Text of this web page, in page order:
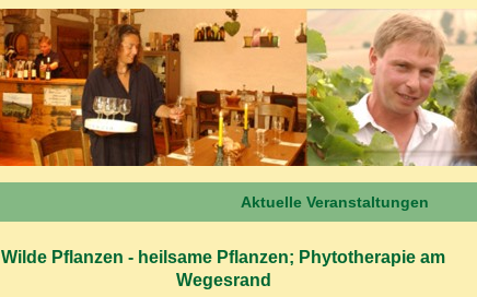
Aktuelle Veranstaltungen
Wilde Pflanzen - heilsame Pflanzen; Phytotherapie am
Wegesrand